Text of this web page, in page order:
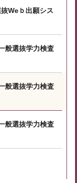
Weｂ出願シス
般選抜学力検査
般選抜学力検査
般選抜学力検査